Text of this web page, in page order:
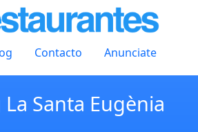
Contacto Anunciate
Santa Eugènia